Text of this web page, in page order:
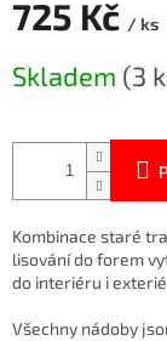
725 Kč / ks
cena:
Skladem (3
Kombinace staré
lisování do forem
do interiéru i
Všechny nádoby